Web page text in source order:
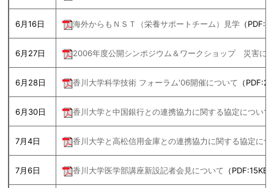
6月16日 海外からもＮＳＴ（栄養サポートチーム）見学 （
6月27日 2006年度公開シンポジウム＆ワークショップ 災害に
6月28日 香川大学科学技術 フォーラム'06開催について （
6月30日 香川大学と中国銀行との連携協力に関する協定について
7月4日 香川大学と高松信用金庫との連携協力に関する協定につ
7月6日 香川大学医学部講座新設記者会見について （PDF:15KB